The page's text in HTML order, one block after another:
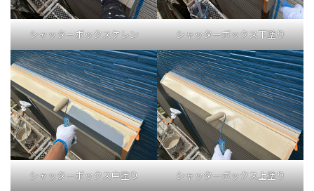
シャッターボックスケレン シャッターボックス下塗り
シャッターボックス中塗り シャッターボックス上塗り